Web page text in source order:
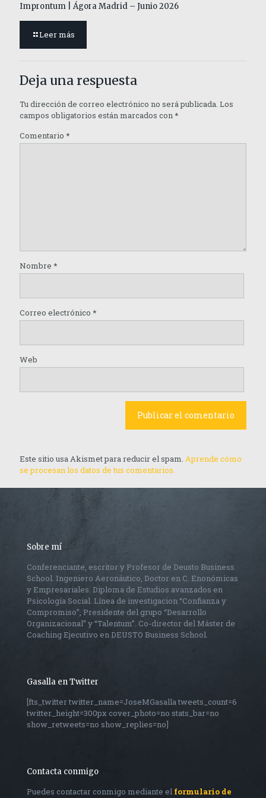
Improntum | Ágora Madrid – Junio 2026
Leer más
Deja una respuesta
Tu dirección de correo electrónico no será publicada. Los
campos obligatorios están marcados con *
Comentario *
Nombre *
Correo electrónico *
Web
Este sitio usa Akismet para reducir el spam. Aprende cómo
se procesan los datos de tus comentarios.
Sobre mí
Conferenciante, escritor y Profesor de Deusto Business
School. Ingeniero Aeronáutico, Doctor en C. Enonómicas
y Empresariales. Diploma de Estudios avanzados en
Psicología Social. Línea de investigacion “Confianza y
Compromiso”, Presidente del grupo “Desarrollo
Organizacional” y “Talentum”. Co-director del Máster de
Coaching Ejecutivo en DEUSTO Business School.
Gasalla en Twitter
[fts_twitter twitter_name=JoseMGasalla tweets_count=6
twitter_height=300px cover_photo=no stats_bar=no
show_retweets=no show_replies=no]
Contacta conmigo
Puedes contactar conmigo mediante el formulario de